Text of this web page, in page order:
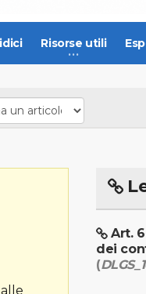
Risorse utili
Art.
dei
(